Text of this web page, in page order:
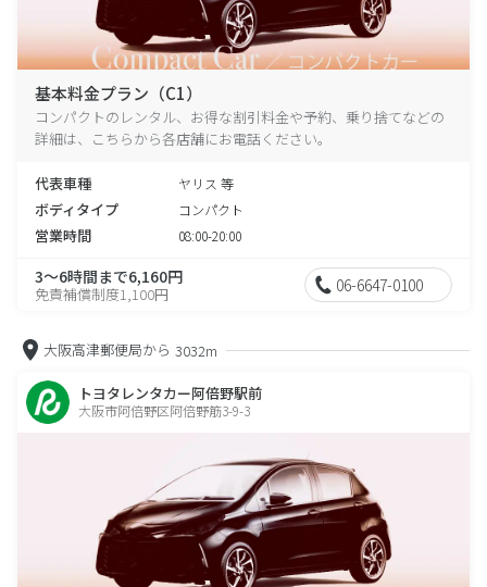
基本料金プラン（C1）
コンパクトのレンタル、お得な割引料金や予約、乗り捨てなどの
詳細は、こちらから各店舗にお電話ください。
代表車種 ヤリス 等
ボディタイプ コンパクト
営業時間 08:00-20:00
3～6時間まで6,160円
免責補償制度1,100円 06-6647-0100
大阪高津郵便局から 3032m
トヨタレンタカー阿倍野駅前
大阪市阿倍野区阿倍野筋3-9-3